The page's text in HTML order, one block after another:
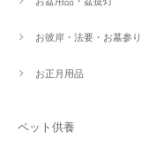
お彼岸・法要・お墓参り
お正月用品
ペット供養